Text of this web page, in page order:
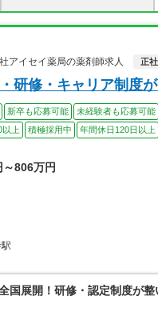
イセイ薬局の薬剤師求人
正
研修・キャリア制度
新卒も応募可能 未経験者も応募可能
以上 積極採用中 年間休日120日以上
～806万円
国展開！研修・認定制度が